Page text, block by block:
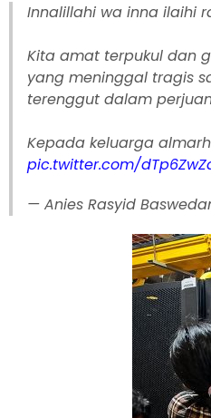
Innalillahi wa inna ilaihi
Kita amat terpukul dan
yang meninggal tragis
terenggut dalam
Kepada keluarga
pic.twitter.com/
— Anies Rasyid